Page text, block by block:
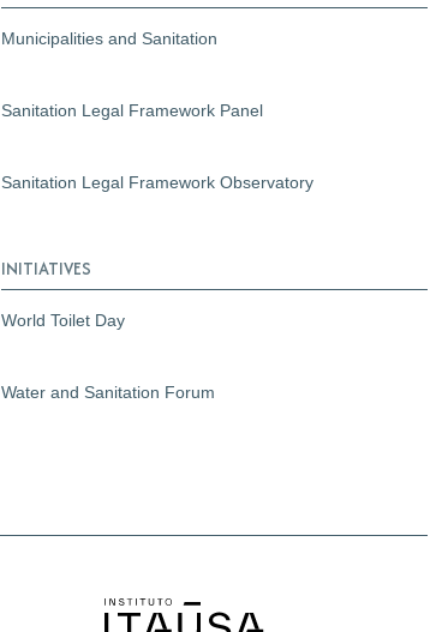
Municipalities and Sanitation
Sanitation Legal Framework Panel
Sanitation Legal Framework Observatory
INITIATIVES
World Toilet Day
Water and Sanitation Forum